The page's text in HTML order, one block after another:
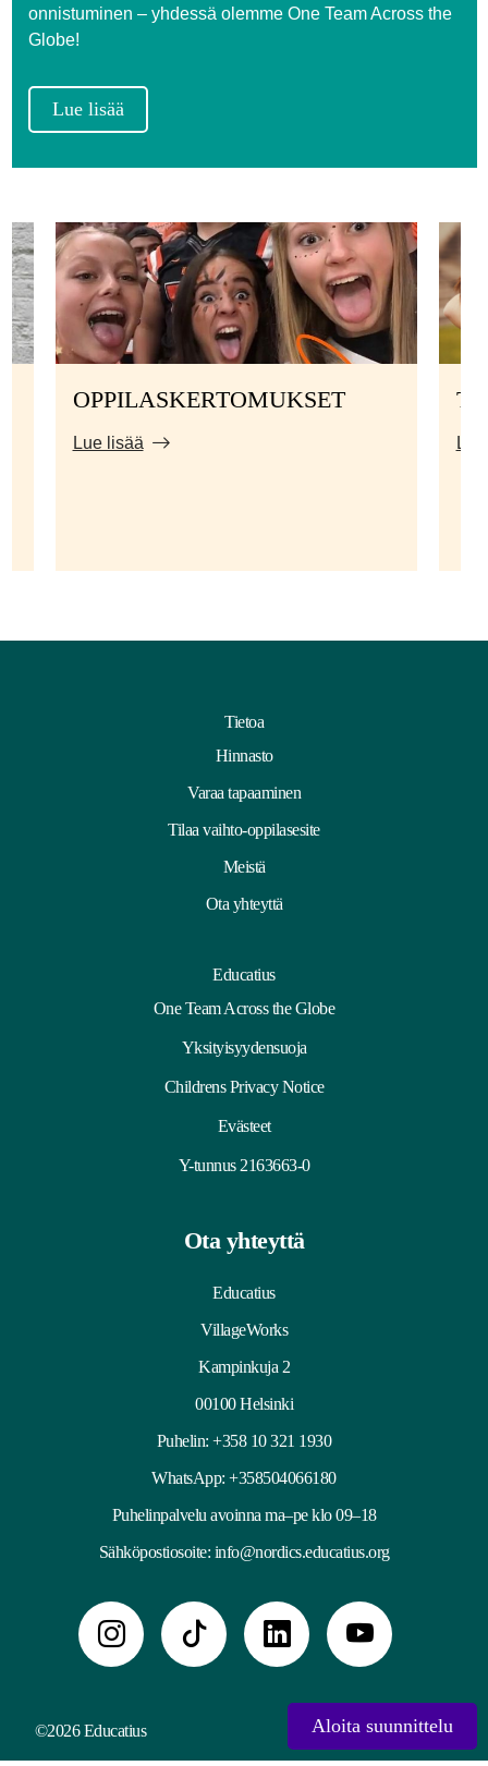
onnistuminen – yhdessä olemme One Team Across the
Globe!
Lue lisää
OPPILASKERTOMUKSET
Lue lisää
Tietoa
Hinnasto
Varaa tapaaminen
Tilaa vaihto-oppilasesite
Meistä
Ota yhteyttä
Educatius
One Team Across the Globe
Yksityisyydensuoja
Childrens Privacy Notice
Evästeet
Y-tunnus 2163663-0
Ota yhteyttä
Educatius
VillageWorks
Kampinkuja 2
00100 Helsinki
Puhelin:+358 10 321 1930
WhatsApp: +358504066180
Puhelinpalvelu avoinna ma–pe klo 09–18
Sähköpostiosoite: info@nordics.educatius.org
©2026 Educatius Aloita suunnittelu